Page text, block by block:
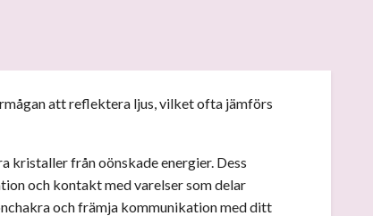
att reflektera ljus, vilket ofta jämförs
kristaller från oönskade energier. Dess
och kontakt med varelser som delar
och främja kommunikation med ditt